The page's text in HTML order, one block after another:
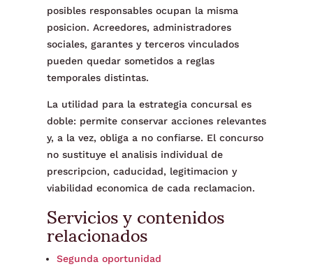
posibles responsables ocupan la misma
posicion. Acreedores, administradores
sociales, garantes y terceros vinculados
pueden quedar sometidos a reglas
temporales distintas.
La utilidad para la estrategia concursal es
doble: permite conservar acciones relevantes
y, a la vez, obliga a no confiarse. El concurso
no sustituye el analisis individual de
prescripcion, caducidad, legitimacion y
viabilidad economica de cada reclamacion.
Servicios y contenidos
relacionados
Segunda oportunidad